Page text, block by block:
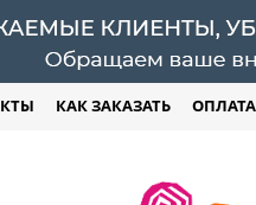
КАК ЗАКАЗАТЬ